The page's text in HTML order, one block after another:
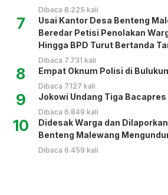
Dibaca 8.225 kali
7
Usai Kantor Desa Benteng
Beredar Petisi Penolakan
Hingga BPD Turut Bertanda
Dibaca 7.731 kali
8 Empat Oknum Polisi di
Dibaca 7.127 kali
9 Jokowi Undang Tiga
Dibaca 6.849 kali
10
Didesak Warga dan
Benteng Malewang
Dibaca 6.459 kali